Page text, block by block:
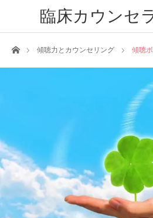
臨床カウンセ
ホーム傾聴力とカウンセリング 傾聴